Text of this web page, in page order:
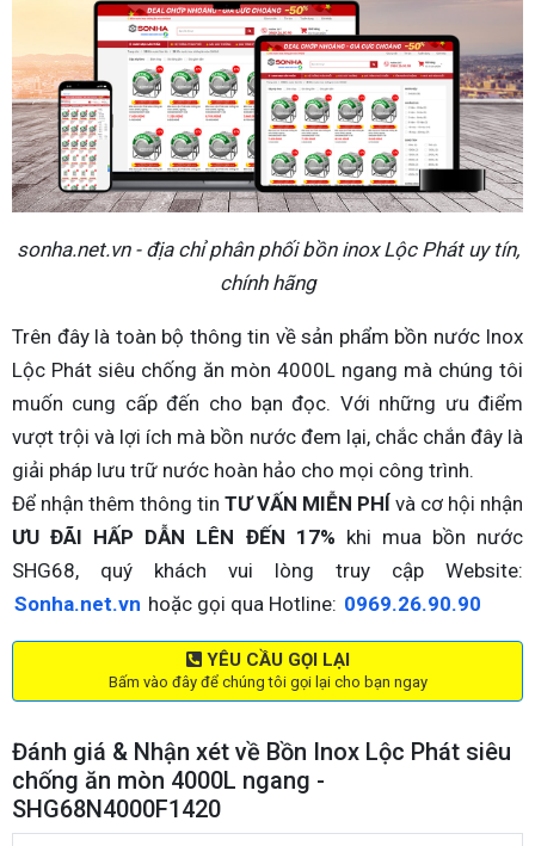
sonha.net.vn - địa chỉ phân phối bồn inox Lộc Phát uy tín,
chính hãng
Trên đây là toàn bộ thông tin về sản phẩm bồn nước Inox
Lộc Phát siêu chống ăn mòn 4000L ngang mà chúng tôi
muốn cung cấp đến cho bạn đọc. Với những ưu điểm
vượt trội và lợi ích mà bồn nước đem lại, chắc chắn đây là
giải pháp lưu trữ nước hoàn hảo cho mọi công trình.
Để nhận thêm thông tin TƯ VẤN MIỄN PHÍ và cơ hội nhận
ƯU ĐÃI HẤP DẪN LÊN ĐẾN 17% khi mua bồn nước
SHG68, quý khách vui lòng truy cập Website:
Sonha.net.vn hoặc gọi qua Hotline: 0969.26.90.90
YÊU CẦU GỌI LẠI
Bấm vào đây để chúng tôi gọi lại cho bạn ngay
Đánh giá & Nhận xét về Bồn Inox Lộc Phát siêu
chống ăn mòn 4000L ngang -
SHG68N4000F1420